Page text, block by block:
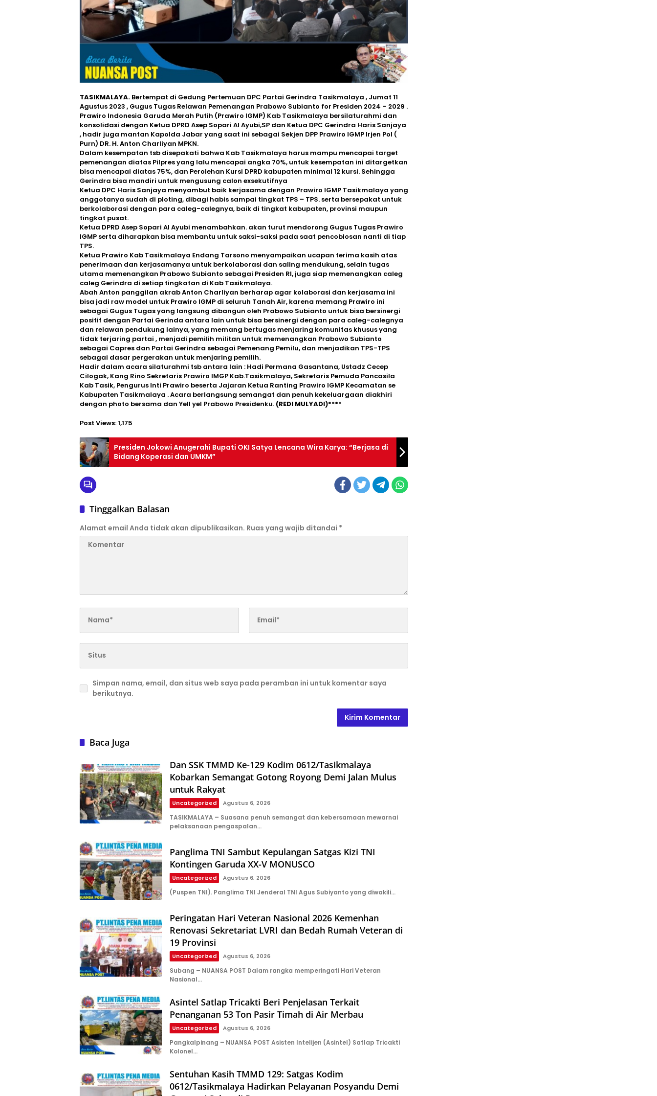
TASIKMALAYA. Bertempat di Gedung Pertemuan DPC Partai Gerindra Tasikmalaya , Jumat 11
Agustus 2023 , Gugus Tugas Relawan Pemenangan Prabowo Subianto for Presiden 2024 – 2029 .
Prawiro Indonesia Garuda Merah Putih (Prawiro IGMP) Kab Tasikmalaya bersilaturahmi dan
konsolidasi dengan Ketua DPRD Asep Sopari Al Ayubi,SP dan Ketua DPC Gerindra Haris Sanjaya
, hadir juga mantan Kapolda Jabar yang saat ini sebagai Sekjen DPP Prawiro IGMP Irjen Pol (
Purn) DR. H. Anton Charliyan MPKN.
Dalam kesempatan tsb disepakati bahwa Kab Tasikmalaya harus mampu mencapai target
pemenangan diatas Pilpres yang lalu mencapai angka 70%, untuk kesempatan ini ditargetkan
bisa mencapai diatas 75%, dan Perolehan Kursi DPRD kabupaten minimal 12 kursi. Sehingga
Gerindra bisa mandiri untuk mengusung calon exsekutifnya
Ketua DPC Haris Sanjaya menyambut baik kerjasama dengan Prawiro IGMP Tasikmalaya yang
anggotanya sudah di ploting, dibagi habis sampai tingkat TPS – TPS. serta bersepakat untuk
berkolaborasi dengan para caleg-calegnya, baik di tingkat kabupaten, provinsi maupun
tingkat pusat.
Ketua DPRD Asep Sopari Al Ayubi menambahkan. akan turut mendorong Gugus Tugas Prawiro
IGMP serta diharapkan bisa membantu untuk saksi-saksi pada saat pencoblosan nanti di tiap
TPS.
Ketua Prawiro Kab Tasikmalaya Endang Tarsono menyampaikan ucapan terima kasih atas
penerimaan dan kerjasamanya untuk berkolaborasi dan saling mendukung, selain tugas
utama memenangkan Prabowo Subianto sebagai Presiden RI, juga siap memenangkan caleg
caleg Gerindra di setiap tingkatan di Kab Tasikmalaya.
Abah Anton panggilan akrab Anton Charliyan berharap agar kolaborasi dan kerjasama ini
bisa jadi raw model untuk Prawiro IGMP di seluruh Tanah Air, karena memang Prawiro ini
sebagai Gugus Tugas yang langsung dibangun oleh Prabowo Subianto untuk bisa bersinergi
positif dengan Partai Gerinda antara lain untuk bisa bersinergi dengan para caleg-calegnya
dan relawan pendukung lainya, yang memang bertugas menjaring komunitas khusus yang
tidak terjaring partai , menjadi pemilih militan untuk memenangkan Prabowo Subianto
sebagai Capres dan Partai Gerindra sebagai Pemenang Pemilu, dan menjadikan TPS-TPS
sebagai dasar pergerakan untuk menjaring pemilih.
Hadir dalam acara silaturahmi tsb antara lain : Hadi Permana Gasantana, Ustadz Cecep
Cilogak, Kang Rino Sekretaris Prawiro IMGP Kab.Tasikmalaya, Sekretaris Pemuda Pancasila
Kab Tasik, Pengurus Inti Prawiro beserta Jajaran Ketua Ranting Prawiro IGMP Kecamatan se
Kabupaten Tasikmalaya . Acara berlangsung semangat dan penuh kekeluargaan diakhiri
dengan photo bersama dan Yell yel Prabowo Presidenku. (REDI MULYADI)****
Post Views:1,175
Presiden Jokowi Anugerahi Bupati OKI Satya Lencana Wira Karya: “Berjasa di
Bidang Koperasi dan UMKM”
Tinggalkan Balasan
Alamat email Anda tidak akan dipublikasikan. Ruas yang wajib ditandai *
Simpan nama, email, dan situs web saya pada peramban ini untuk komentar saya
berikutnya.
Baca Juga
Dan SSK TMMD Ke-129 Kodim 0612/Tasikmalaya
Kobarkan Semangat Gotong Royong Demi Jalan Mulus
untuk Rakyat
Uncategorized Agustus 6, 2026
TASIKMALAYA – Suasana penuh semangat dan kebersamaan mewarnai
pelaksanaan pengaspalan…
Panglima TNI Sambut Kepulangan Satgas Kizi TNI
Kontingen Garuda XX-V MONUSCO
Uncategorized Agustus 6, 2026
(Puspen TNI). Panglima TNI Jenderal TNI Agus Subiyanto yang diwakili…
Peringatan Hari Veteran Nasional 2026 Kemenhan
Renovasi Sekretariat LVRI dan Bedah Rumah Veteran di
19 Provinsi
Uncategorized Agustus 6, 2026
Subang – NUANSA POST Dalam rangka memperingati Hari Veteran
Nasional…
Asintel Satlap Tricakti Beri Penjelasan Terkait
Penanganan 53 Ton Pasir Timah di Air Merbau
Uncategorized Agustus 6, 2026
Pangkalpinang – NUANSA POST Asisten Intelijen (Asintel) Satlap Tricakti
Kolonel…
Sentuhan Kasih TMMD 129: Satgas Kodim
0612/Tasikmalaya Hadirkan Pelayanan Posyandu Demi